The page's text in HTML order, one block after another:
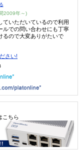
2009年～)
ていただいているので利用
ルでの問い合わせにも丁寧
るので大変ありがたいで
さい!
こちら